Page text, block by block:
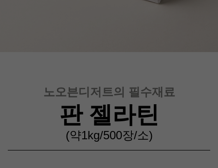
노오븐디저트의 필수재료
판 젤라틴
(약1kg/500장/소)